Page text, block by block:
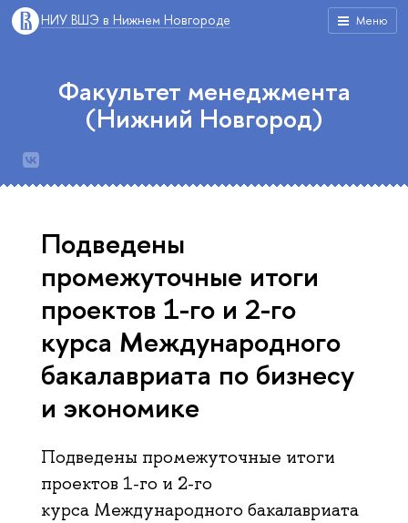
Меню
НИУ ВШЭ в Нижнем Новгороде
Факультет менеджмента
(Нижний Новгород)
Подведены
промежуточные итоги
проектов 1-го и 2-го
курса Международного
бакалавриата по бизнесу
и экономике
Подведены промежуточные итоги
проектов 1-го и 2-го
курса Международного бакалавриата